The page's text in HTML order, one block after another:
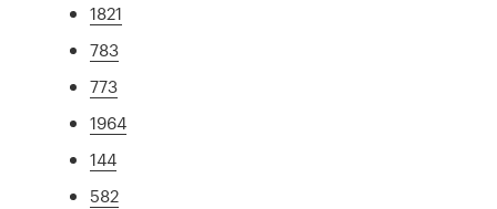
1821
783
773
1964
144
582